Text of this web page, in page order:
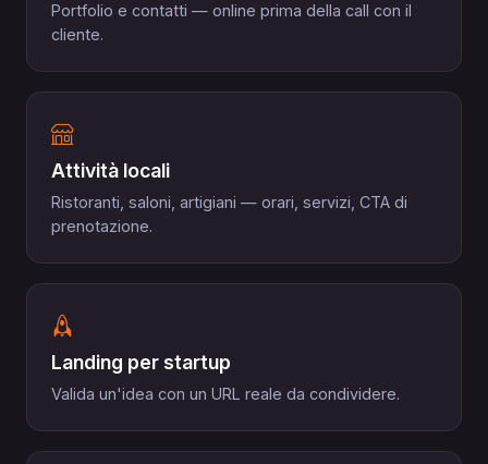
Portfolio e contatti — online prima della call con il
cliente.
Attività locali
Ristoranti, saloni, artigiani — orari, servizi, CTA di
prenotazione.
Landing per startup
Valida un'idea con un URL reale da condividere.